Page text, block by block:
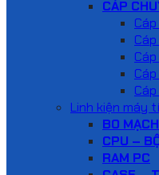
CÁP
Linh kiện máy
BO
CPU –
RAM PC